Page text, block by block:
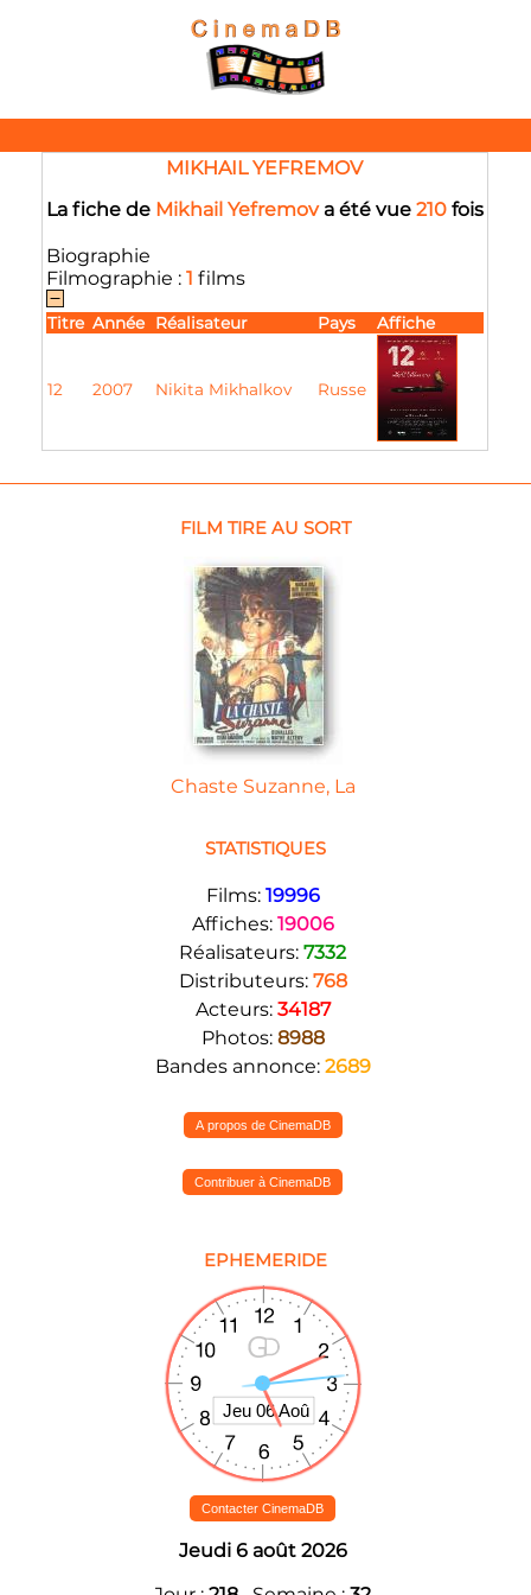
MIKHAIL YEFREMOV
La fiche de Mikhail Yefremova été vue 210fois
Biographie
Filmographie : 1 films
Titre Année Réalisateur Pays Affiche
12 2007 Nikita Mikhalkov Russe
FILM TIRE AU SORT
Chaste Suzanne, La
STATISTIQUES
Films: 19996
Affiches: 19006
Réalisateurs: 7332
Distributeurs: 768
Acteurs: 34187
Photos: 8988
Bandes annonce: 2689
A propos de CinemaDB
Contribuer à CinemaDB
EPHEMERIDE
Contacter CinemaDB
Jeudi 6 août 2026